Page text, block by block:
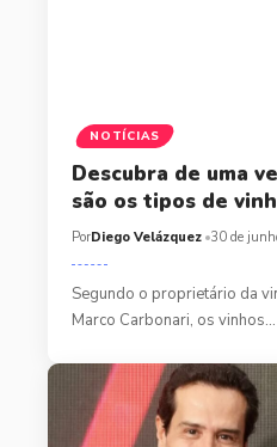
NOTÍCIAS
Descubra de uma
são os tipos de
PorDiego Velázquez 30 de
Segundo o proprietário da
Marco Carbonari, os vinhos…